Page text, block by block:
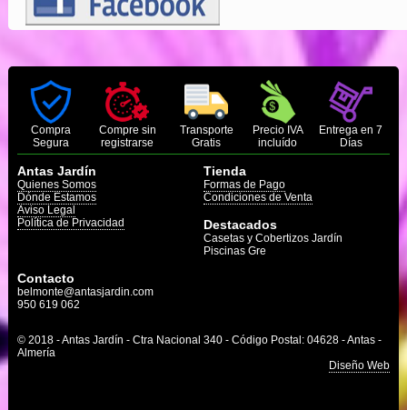
Compra
Segura
Compre sin
registrarse
Transporte
Gratis
Precio IVA
incluído
Entrega en 7
Días
Antas Jardín
Quienes Somos
Dónde Estamos
Aviso Legal
Política de Privacidad
Tienda
Formas de Pago
Condiciones de Venta
Destacados
Casetas y Cobertizos Jardín
Piscinas Gre
Contacto
belmonte@antasjardin.com
950 619 062
© 2018 - Antas Jardín - Ctra Nacional 340 - Código Postal: 04628 - Antas -
Almería
Diseño Web